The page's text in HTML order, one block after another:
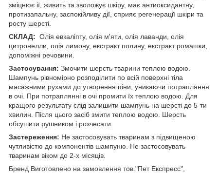
зміцнює ії, живить та зволожує шкіру, має антиоксидантну,
протизапальну, заспокійливу дії, сприяє регенерації шкіри та
росту шерсті.
СКЛАД: Олія евкаліпту, олія м'яти, олія лаванди, олія
цитронелли, олія лимону, екстракт полину, екстракт ромашки,
допоміжні речовини.
Застосування: Змочити шерсть тварини теплою водою.
Шампунь рівномірно розподілити по всій поверхнi тiла
масажними рухами до утворення піни, уникаючи потрапляння
в очі. При потраплянні в очі промити їх теплою водою. Для
кращого результату слід залишити шампунь на шерсті до 5-ти
хвилин. Після цього засіб змити теплою водою. Шерсть
обсушити рушником і розчесати.
Застереження: Не застосовувать тваринам з підвищеною
чутливістю до компонентів шампуню. Не застосовувать
тваринам віком до 2-х місяців.
Бренд Виготовлено на замовлення тов."Пет Експресс",